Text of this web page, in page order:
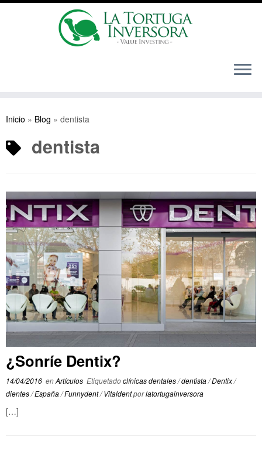
Inicio » Blog » dentista
dentista
¿Sonríe Dentix?
14/04/2016 enArtículos Etiquetadoclínicas dentales/dentista/Dentix/
dientes/España/Funnydent/Vitaldentporlatortugainversora
[…]